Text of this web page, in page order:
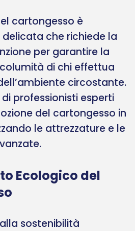
cartongesso è
delicata che richiede la
per garantire la
di chi effettua
circostante.
professionisti esperti
del cartongesso in
le attrezzature e le
Ecologico del
sostenibilità